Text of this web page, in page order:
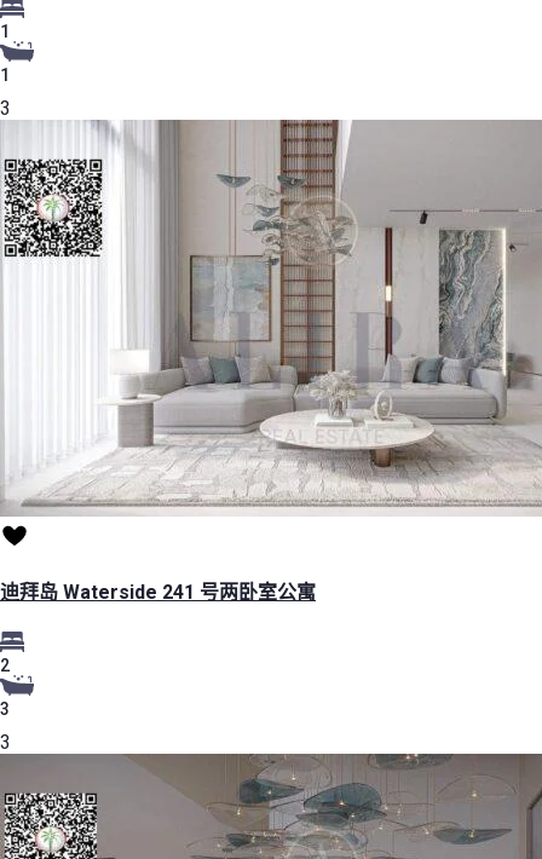
1
1
3
迪拜岛 Waterside 241 号两卧室公寓
2
3
3